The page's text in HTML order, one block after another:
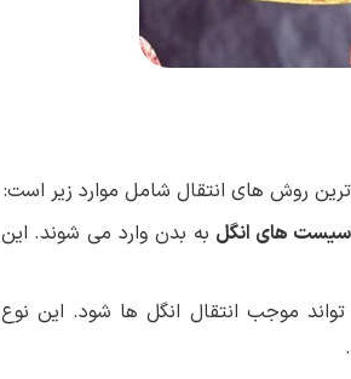
روش های انتقال شامل موارد زیر است:
سیست های انگل به بدن وارد می شوند. این
تواند موجب انتقال انگل ها شود. این نوع